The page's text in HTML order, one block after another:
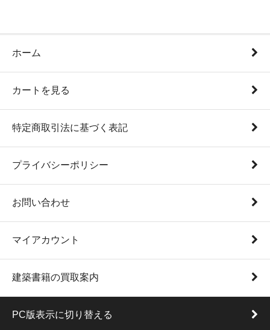
ホーム
カートを見る
特定商取引法に基づく表記
プライバシーポリシー
お問い合わせ
マイアカウント
建築書籍の買取案内
PC版表示に切り替える